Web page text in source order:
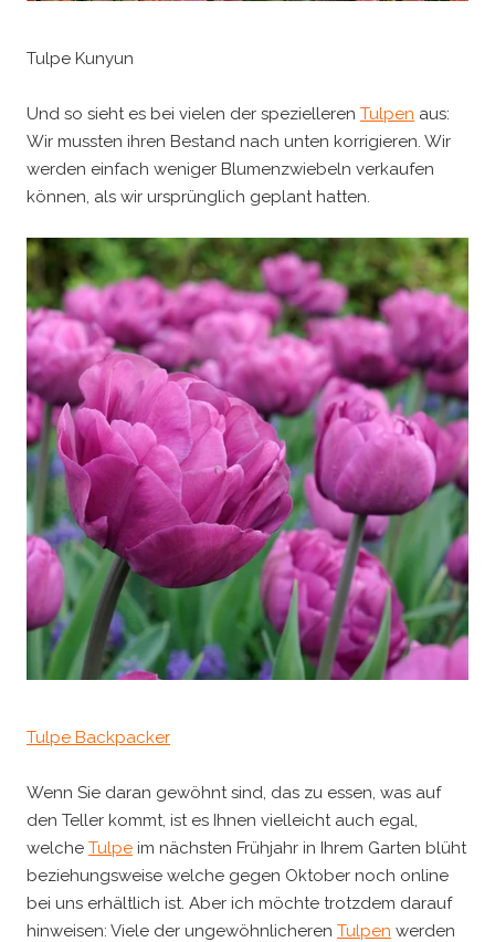
Tulpe Kunyun
Und so sieht es bei vielen der spezielleren Tulpen aus:
Wir mussten ihren Bestand nach unten korrigieren. Wir
werden einfach weniger Blumenzwiebeln verkaufen
können, als wir ursprünglich geplant hatten.
Tulpe Backpacker
Wenn Sie daran gewöhnt sind, das zu essen, was auf
den Teller kommt, ist es Ihnen vielleicht auch egal,
welche Tulpe im nächsten Frühjahr in Ihrem Garten blüht
beziehungsweise welche gegen Oktober noch online
bei uns erhältlich ist. Aber ich möchte trotzdem darauf
hinweisen: Viele der ungewöhnlicheren Tulpen werden